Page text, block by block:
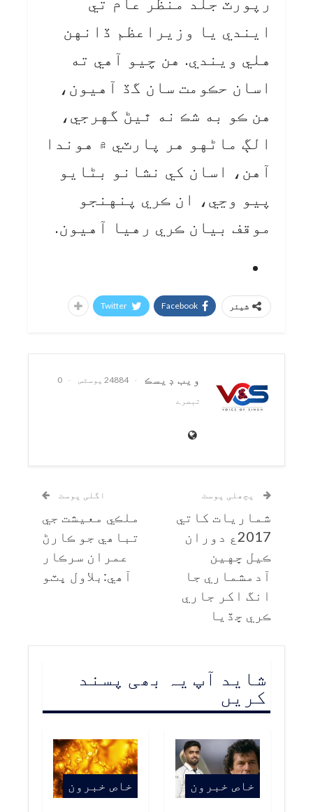
ايندي يا وزيراعظم ڏانهن
هلي ويندي. هن چيو آهي ته
اسان حڪومت سان گڏ آهيون،
هن ڪو به شڪ نه ٿيڻ گهرجي،
الڳ ماڻهو هر پارٽي ۾ هوندا
آهن، اسان کي نشانو بڻايو
پيو وڃي، ان ڪري پنهنجو
موقف بيان ڪري رهيا آهيون.
شیئر Facebook
Twitter
ويب ڊيسڪ 24884 پوسٹس
0
تبصرے
پچھلی پوسٹ
شماريات کاتي
2017ع دوران
ڪيل ڇهين
آدمشماري جا
انگ اکر جاري
ڪري ڇڏيا
اگلی پوسٹ
ملڪي معيشت جي
تباھي جو ڪارڻ
عمران سرڪار
آھي:بلاول ڀٽو
شاید آپ یہ بھی پسند
کریں
خاص خبرون خاص خبرون